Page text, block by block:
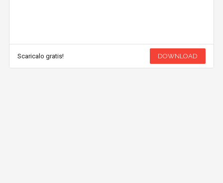
Scaricalo gratis! DOWNLOAD